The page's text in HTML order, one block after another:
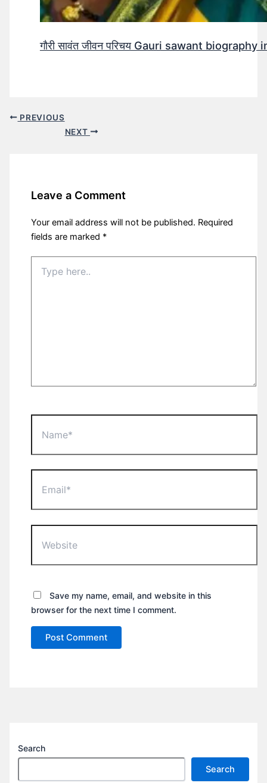
गौरी सावंत जीवन परिचय Gauri sawant biography
PREVIOUS
NEXT
Leave a Comment
Your email address will not be published. Required
fields are marked *
here..
Save my name, email, and website in this
browser for the next time I comment.
Search
Search